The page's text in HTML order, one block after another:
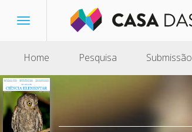
Toggle
Home Pesquisa Submissão